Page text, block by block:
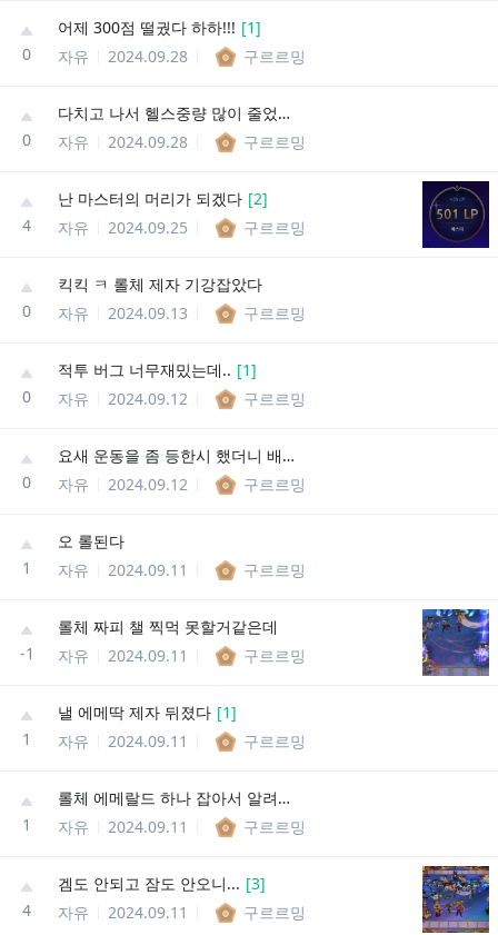
0
어제 300점 떨궜다 하하!!! [1]
자유
2024.09.28 구르르밍
0
다치고 나서 헬스중량 많이 줄었었는데
자유
2024.09.28 구르르밍
4
난 마스터의 머리가 되겠다 [2]
자유
2024.09.25 구르르밍
0
킥킥 ㅋ 롤체 제자 기강잡았다
자유
2024.09.13 구르르밍
0
적투 버그 너무재밌는데.. [1]
자유
2024.09.12 구르르밍
0
요새 운동을 좀 등한시 했더니 배가 말랑말랑해지고있어
자유
2024.09.12 구르르밍
1
오 롤된다
자유
2024.09.11 구르르밍
-1
롤체 짜피 챌 찍먹 못할거같은데
자유
2024.09.11 구르르밍
1
낼 에메딱 제자 뒤졌다 [1]
자유
2024.09.11 구르르밍
1
롤체 에메랄드 하나 잡아서 알려주고있는데
자유
2024.09.11 구르르밍
4
겜도 안되고 잠도 안오니... [3]
자유
2024.09.11 구르르밍